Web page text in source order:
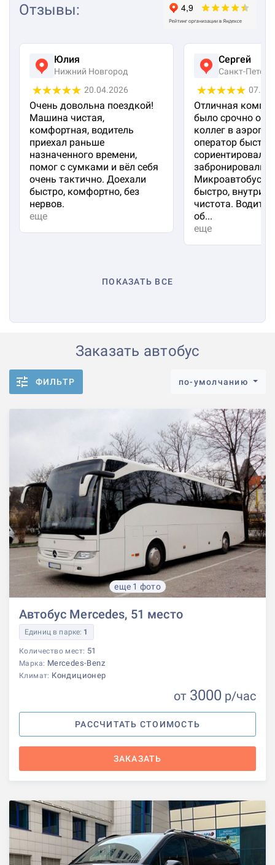
Отзывы:
Юлия
Нижний Новгород
20.04.2026
Очень довольна поездкой!
Машина чистая,
комфортная, водитель
приехал раньше
назначенного времени,
помог с сумками и вёл себя
очень тактично. Доехали
быстро, комфортно, без
нервов.
еще
Сергей
Санкт-
Отличная
было срочно
коллег в
оператор быстро
сориентировал и
забронировали
Микроавтобус
быстро, внутри
чистота.
об...
еще
ПОКАЗАТЬ ВСЕ
Заказать автобус
ФИЛЬТР по-умолчанию
еще 1 фото
Автобус Mercedes, 51 место
Единиц в парке: 1
Количество мест: 51
Марка: Mercedes-Benz
Климат: Кондиционер
от 3000 р/час
РАССЧИТАТЬ СТОИМОСТЬ
ЗАКАЗАТЬ